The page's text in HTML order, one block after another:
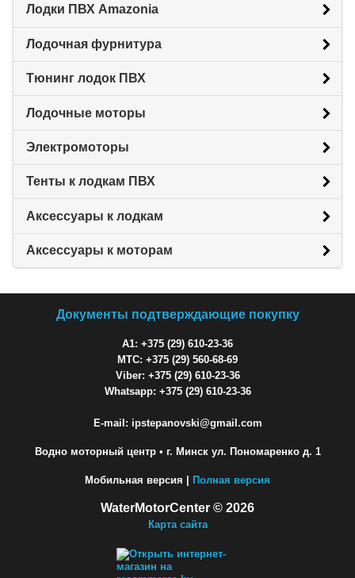
Лодки ПВХ Amazonia
Лодочная фурнитура
Тюнинг лодок ПВХ
Лодочные моторы
Электромоторы
Тенты к лодкам ПВХ
Аксессуары к лодкам
Аксессуары к моторам
Документы подтверждающие покупку
A1: +375 (29) 610-23-36
МТС: +375 (29) 560-68-69
Viber: +375 (29) 610-23-36
Whatsapp: +375 (29) 610-23-36
E-mail: ipstepanovski@gmail.com
Водно моторный центр• г. Минск ул. Пономаренко д. 1
Мобильная версия | Полная версия
WaterMotorCenter © 2026
Карта сайта